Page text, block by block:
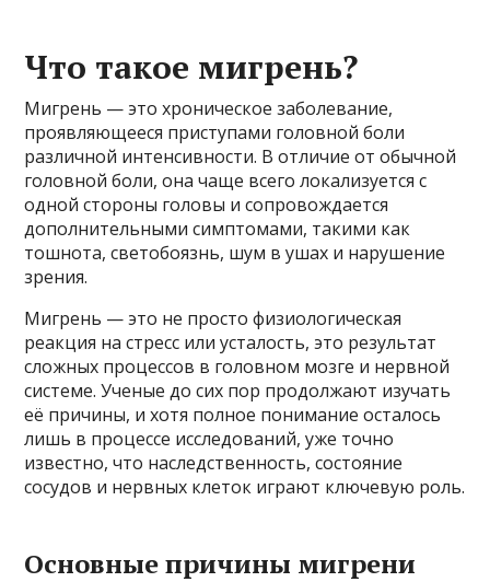
Что такое мигрень?
Мигрень — это хроническое заболевание,
проявляющееся приступами головной боли
различной интенсивности. В отличие от обычной
головной боли, она чаще всего локализуется с
одной стороны головы и сопровождается
дополнительными симптомами, такими как
тошнота, светобоязнь, шум в ушах и нарушение
зрения.
Мигрень — это не просто физиологическая
реакция на стресс или усталость, это результат
сложных процессов в головном мозге и нервной
системе. Ученые до сих пор продолжают изучать
её причины, и хотя полное понимание осталось
лишь в процессе исследований, уже точно
известно, что наследственность, состояние
сосудов и нервных клеток играют ключевую роль.
Основные причины мигрени